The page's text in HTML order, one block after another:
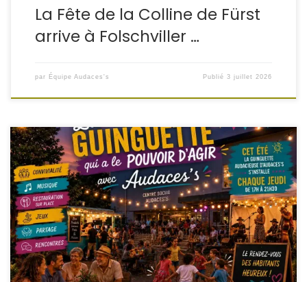
La Fête de la Colline de Fürst
arrive à Folschviller …
par Équipe Audaces's Publié3 juillet 2026
Cet été, la « Guinguette Audacieuse » d’Audaces’s
s’installe chaque jeudi sur le parvis du Centre Social ! Le
parvis du Centre Social Audaces’s deviendra le théâtre de
moments joyeux, de rencontres conviviales et de partage,
où se tisseront de nouveaux liens entre les générations.
Habitants, familles, enfants, jeunes, seniors et promeneurs
[…]